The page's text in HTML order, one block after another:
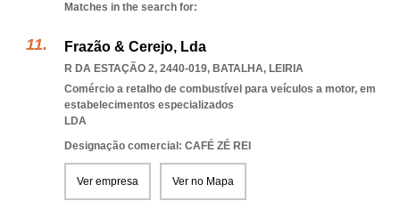
Matches in the search for:
Frazão & Cerejo, Lda
R DA ESTAÇÃO 2, 2440-019, BATALHA, LEIRIA
Comércio a retalho de combustível para veículos a motor, em
estabelecimentos especializados
LDA
Designação comercial: CAFÉ ZÉ REI
Ver empresa Ver no Mapa